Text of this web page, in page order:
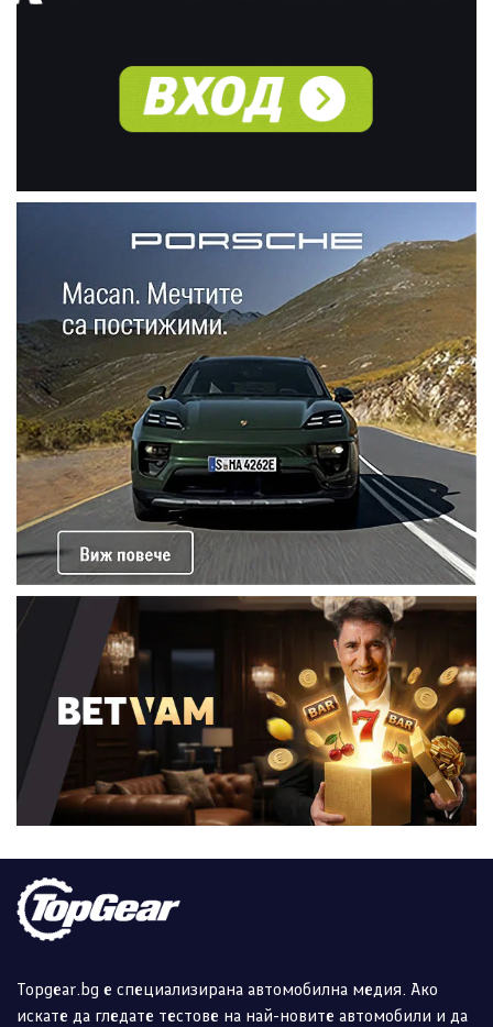
Topgear.bg е специализирана автомобилна медия. Ако
искате да гледате тестове на най-новите автомобили и да